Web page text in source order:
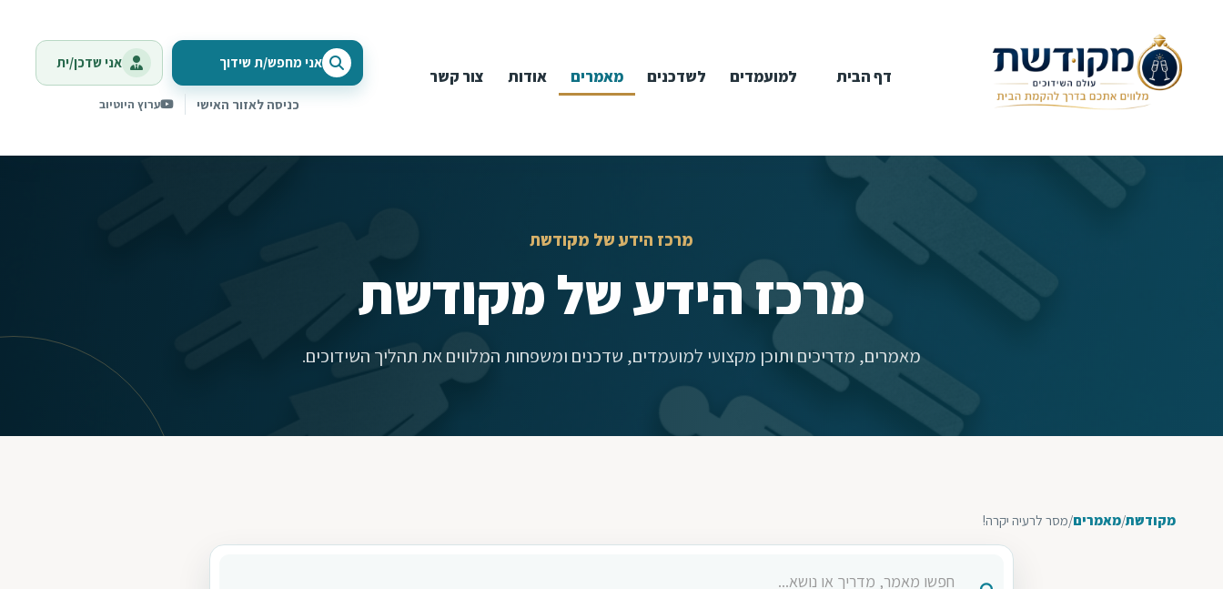
דף הבית למועמדים לשדכנים מאמרים אודות צור קשר
אני מחפש/ת שידוך אני שדכן/ית
כניסה לאזור האישי ערוץ היוטיוב
מרכז הידע של מקודשת
מרכז הידע של מקודשת
מאמרים, מדריכים ותוכן מקצועי למועמדים, שדכנים ומשפחות המלווים את תהליך השידוכים.
מקודשת/מאמרים/מסר לרעיה יקרה!